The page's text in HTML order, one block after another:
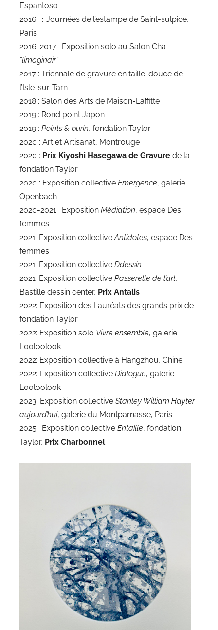
Espantoso
2016 ：Journées de l’estampe de Saint-sulpice,
Paris
2016-2017 : Exposition solo au Salon Cha
“limaginair”
2017 : Triennale de gravure en taille-douce de
l’Isle-sur-Tarn
2018 : Salon des Arts de Maison-Laffitte
2019 : Rond point Japon
2019 : Points & burin, fondation Taylor
2020 : Art et Artisanat, Montrouge
2020 : Prix Kiyoshi Hasegawa de Gravure de la
fondation Taylor
2020 : Exposition collective Emergence, galerie
Openbach
2020-2021 : Exposition Médiation, espace Des
femmes
2021: Exposition collectiveAntidotes, espace Des
femmes
2021: Exposition collective Ddessin
2021: Exposition collective Passerelle de l’art,
Bastille dessin center, Prix Antalis
2022: Exposition des Lauréats des grands prix de
fondation Taylor
2022: Exposition solo Vivre ensemble, galerie
Looloolook
2022: Exposition collective à Hangzhou, Chine
2022: Exposition collective Dialogue, galerie
Looloolook
2023: Exposition collective Stanley William Hayter
aujourd’hui, galerie du Montparnasse, Paris
2025 : Exposition collective Entaille, fondation
Taylor, Prix Charbonnel